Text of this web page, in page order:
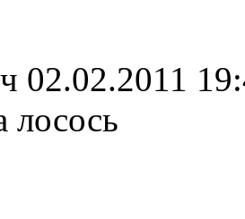
02.02.2011
лосось